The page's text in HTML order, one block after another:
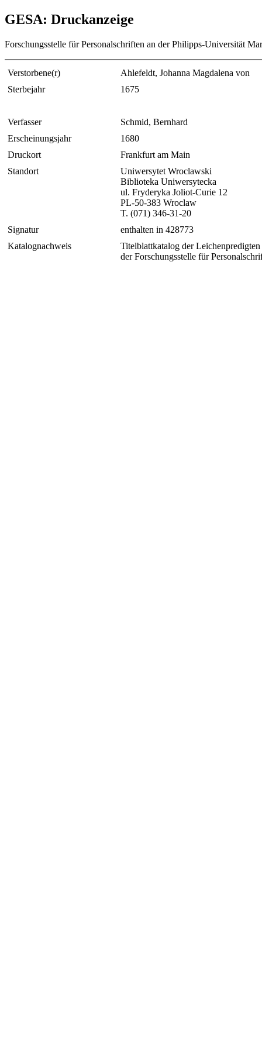
GESA: Druckanzeige
Forschungsstelle für Personalschriften an der Philipps-Universität
Verstorbene(r)
Ahlefeldt, Johanna Magdalena von
Sterbejahr
1675
Verfasser
Schmid, Bernhard
Erscheinungsjahr
1680
Druckort
Frankfurt am Main
Standort
Uniwersytet Wroclawski
Biblioteka Uniwersytecka
ul. Fryderyka Joliot-Curie 12
PL-50-383 Wroclaw
T. (071) 346-31-20
Signatur
enthalten in 428773
Katalognachweis
Titelblattkatalog der
der Forschungsstelle für